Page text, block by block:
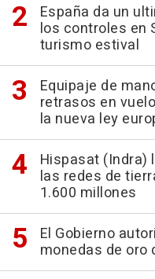
España da un
los controles en
turismo estival
Equipaje de
retrasos en
la nueva ley
Hispasat (Indra)
las redes de
1.600 millones
El Gobierno
monedas de